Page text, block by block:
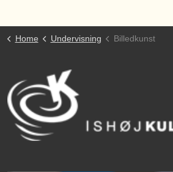
Home Undervisning Billedkunst